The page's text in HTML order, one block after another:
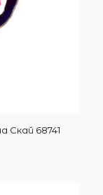
Скай 68741